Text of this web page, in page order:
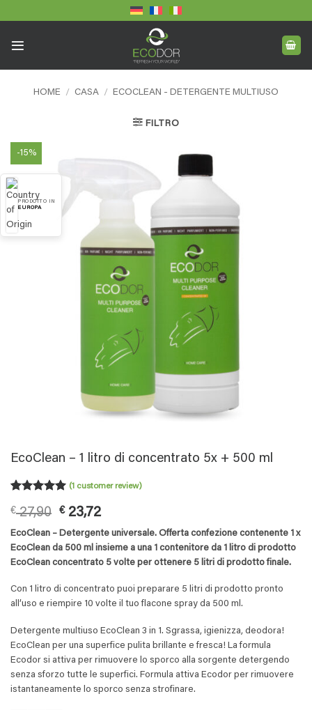
to
HOME / CASA / ECOCLEAN - DETERGENTE MULTIUSO
FILTRO
-15%
PRODOTTO IN
EUROPA
EcoClean – 1 litro di concentrato 5x + 500 ml
out of 5
customer
rating
(1 customer review)
€27,90 Original
price
was:
€ 27,90.
€23,72Current
price
is:
€ 23,72.
EcoClean – Detergente universale. Offerta confezione contenente 1 x
EcoClean da 500 ml insieme a una 1 contenitore da 1 litro di prodotto
EcoClean concentrato 5 volte per ottenere 5 litri di prodotto finale.
Con 1 litro di concentrato puoi preparare 5 litri di prodotto pronto
all’uso e riempire 10 volte il tuo flacone spray da 500 ml.
Detergente multiuso EcoClean 3 in 1. Sgrassa, igienizza, deodora!
EcoClean per una superfice pulita brillante e fresca! La formula
Ecodor si attiva per rimuovere lo sporco alla sorgente detergendo
senza sforzo tutte le superfici. Formula attiva Ecodor per rimuovere
istantaneamente lo sporco senza strofinare.